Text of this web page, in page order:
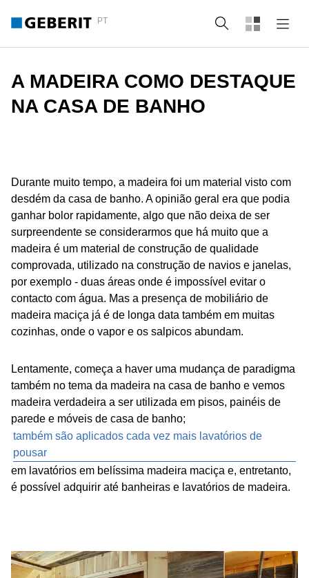
PT Pesquisa
A MADEIRA COMO DESTAQUE
NA CASA DE BANHO
Durante muito tempo, a madeira foi um material visto com
desdém da casa de banho. A opinião geral era que podia
ganhar bolor rapidamente, algo que não deixa de ser
surpreendente se considerarmos que há muito que a
madeira é um material de construção de qualidade
comprovada, utilizado na construção de navios e janelas,
por exemplo - duas áreas onde é impossível evitar o
contacto com água. Mas a presença de mobiliário de
madeira maciça já é de longa data também em muitas
cozinhas, onde o vapor e os salpicos abundam.
Lentamente, começa a haver uma mudança de paradigma
também no tema da madeira na casa de banho e vemos
madeira verdadeira a ser utilizada em pisos, painéis de
parede e móveis de casa de banho;
também são aplicados cada vez mais lavatórios de
pousar
em lavatórios em belíssima madeira maciça e, entretanto,
é possível adquirir até banheiras e lavatórios de madeira.